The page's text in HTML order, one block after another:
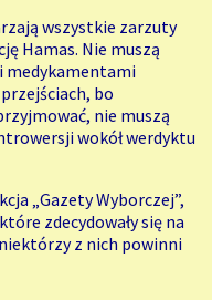
wszystkie zarzuty
Hamas. Nie muszą
medykamentami
bo
nie muszą
wokół werdyktu
„Gazety Wyborczej”,
zdecydowały się na
z nich powinni